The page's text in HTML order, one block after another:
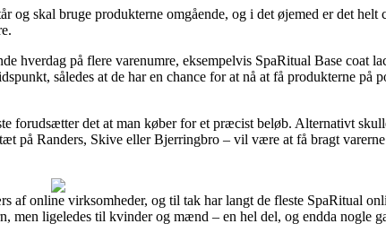
skal bruge produkterne omgående, og i det øjemed er det helt
hverdag på flere varenumre, eksempelvis SpaRitual Base coat
således at de har en chance for at nå at få produkterne på
forudsætter det at man køber for et præcist beløb. Alternativt
på Randers, Skive eller Bjerringbro – vil være at få bragt
online virksomheder, og til tak har langt de fleste SpaRitual
men ligeledes til kvinder og mænd – en hel del, og endda nogle